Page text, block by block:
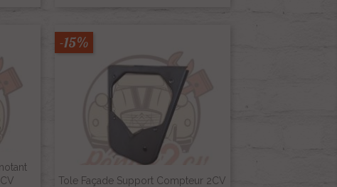
Tole Façade Support Compteur 2CV
-15%